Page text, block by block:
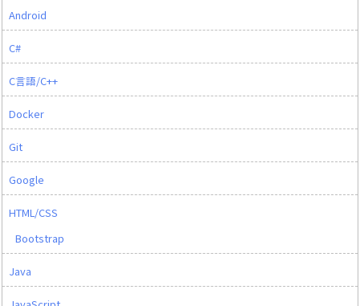
Android
C#
C言語/C++
Docker
Git
Google
HTML/CSS
Bootstrap
Java